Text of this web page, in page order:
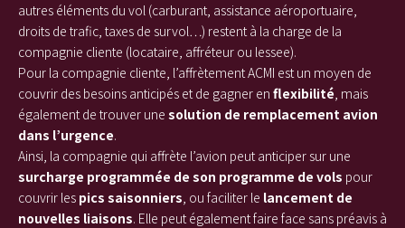
autres éléments du vol (carburant, assistance aéroportuaire,
droits de trafic, taxes de survol…) restent à la charge de la
compagnie cliente (locataire, affréteur ou lessee).
Pour la compagnie cliente, l’affrètement ACMI est un moyen de
couvrir des besoins anticipés et de gagner en flexibilité, mais
également de trouver une solution de remplacement avion
dans l’urgence.
Ainsi, la compagnie qui affrète l’avion peut anticiper sur une
surcharge programmée de son programme de vols pour
couvrir les pics saisonniers, ou faciliter le lancement de
nouvelles liaisons. Elle peut également faire face sans préavis à